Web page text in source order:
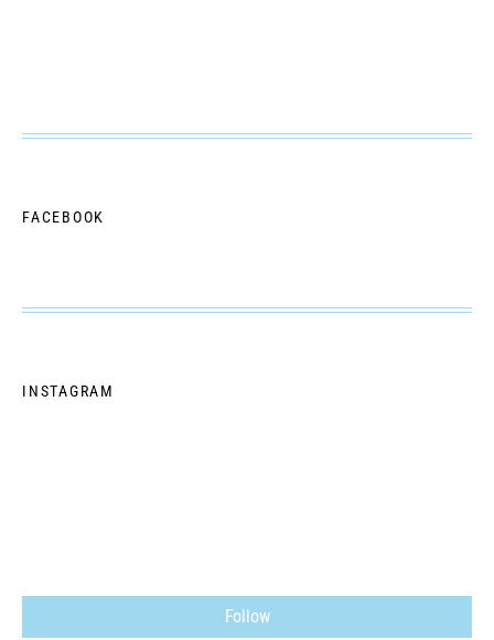
FACEBOOK
INSTAGRAM
Follow